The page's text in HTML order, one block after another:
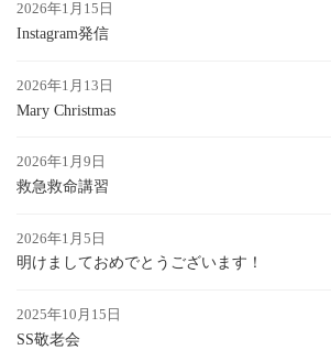
2026年1月15日
Instagram発信
2026年1月13日
Mary Christmas
2026年1月9日
救急救命講習
2026年1月5日
明けましておめでとうございます！
2025年10月15日
SS敬老会